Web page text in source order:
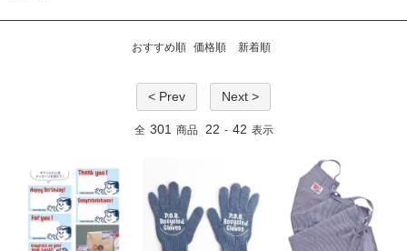
おすすめ順 価格順 新着順
< Prev Next >
全 301 商品 22 - 42 表示